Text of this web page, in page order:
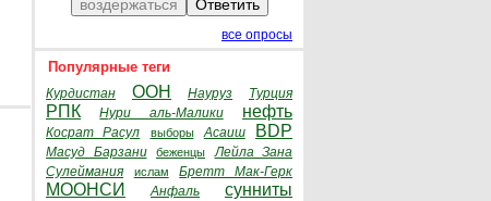
все опросы
Популярные теги
Курдистан ООН Науруз Турция
РПК Нури аль-Малики нефть
Косрат Расул выборы Асаиш BDP
Масуд Барзани беженцы
Лейла Зана
Сулеймания
ислам Бретт Мак-Герк
МООНСИ Анфаль сунниты